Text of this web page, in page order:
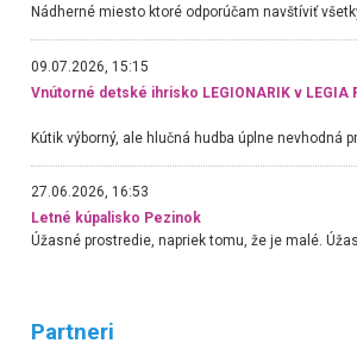
09.07.2026, 15:15
Vnútorné detské ihrisko LEGIONARIK v LEGIA
27.06.2026, 16:53
Letné kúpalisko Pezinok
Partneri